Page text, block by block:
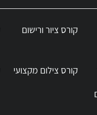
קורס ציור ורישום
קורס צילום מקצועי